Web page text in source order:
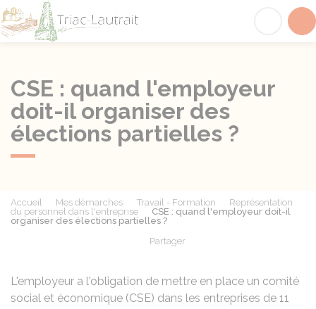
CSE : quand l'employeur
doit-il organiser des
élections partielles ?
Accueil Mes démarches Travail - Formation
Représentation
du personnel dans l'entreprise
CSE : quand l'employeur doit-il
organiser des élections partielles ?
Partager
L'employeur a l'obligation de mettre en place un comité
social et économique (CSE) dans les entreprises de 11